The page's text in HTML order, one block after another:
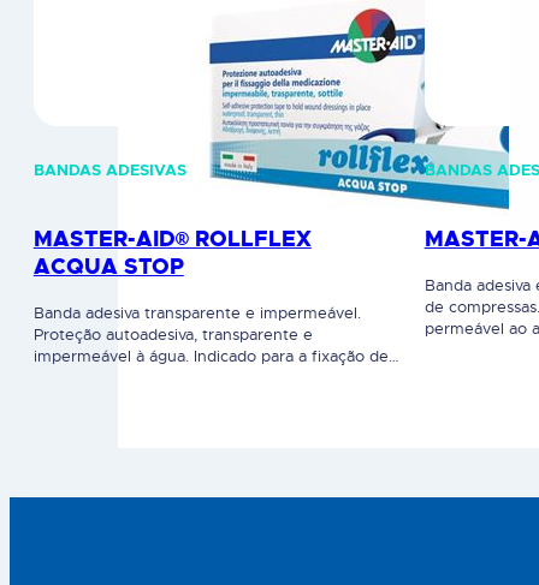
BANDAS ADESIVAS
MASTER-AID® ROLLFLEX
ACQUA STOP
Banda adesiva transparente e impermeável.
Proteção autoadesiva, transparente e
impermeável à água. Indicado para a fixação de
BANDAS
MASTER-
Banda
de
permeável ao